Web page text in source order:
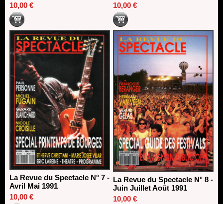
10,00 €
10,00 €
La Revue du Spectacle N° 7 -
Avril Mai 1991
10,00 €
La Revue du Spectacle N° 8 -
Juin Juillet Août 1991
10,00 €